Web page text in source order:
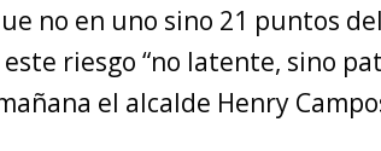
no en uno sino 21 puntos
riesgo “no latente, sino
el alcalde Henry